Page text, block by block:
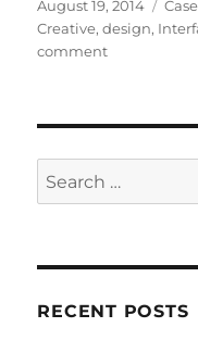
Posted
on
August 19, 2014
Creative,design,
commenton
Search
for:
RECENT POSTS